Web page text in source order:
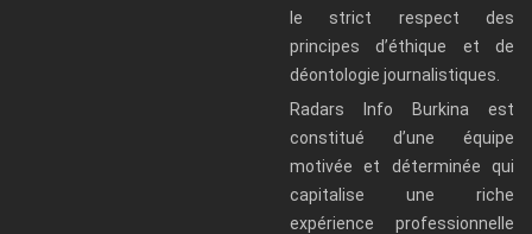
le strict respect des
principes d’éthique et de
déontologie journalistiques.
Radars Info Burkina est
constitué d’une équipe
motivée et déterminée qui
capitalise une riche
expérience professionnelle